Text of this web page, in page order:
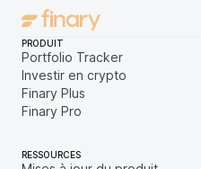
PRODUIT
Portfolio Tracker
Investir en crypto
Finary Plus
Finary Pro
RESSOURCES